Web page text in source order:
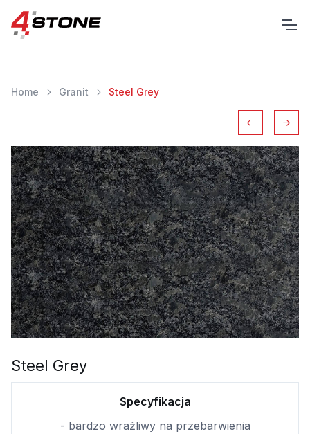
Home Granit Steel Grey
Steel Grey
Specyfikacja
- bardzo wrażliwy na przebarwienia